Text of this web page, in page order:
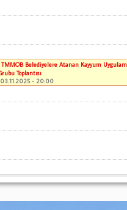
TMMOB Belediyelere Atanan Kayyum
Toplantısı
03.11.2025 - 20:00